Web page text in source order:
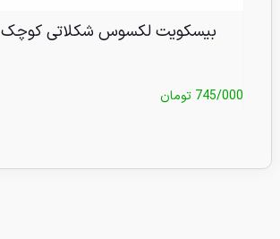
بیسکویت لکسوس شکلاتی کوچک
745/000 تومان